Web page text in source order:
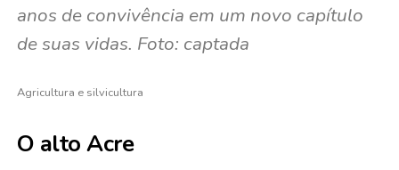
anos de convivência em um novo capítulo
de suas vidas. Foto: captada
Agricultura e silvicultura
O alto Acre